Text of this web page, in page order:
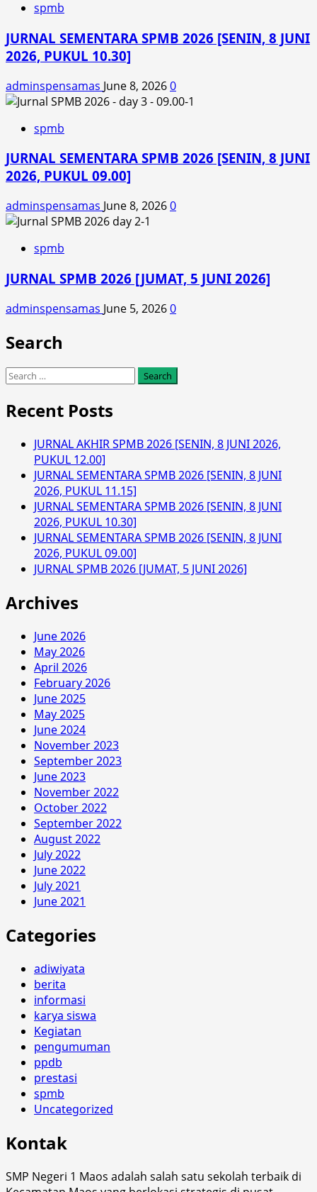
spmb
JURNAL SEMENTARA SPMB 2026 [SENIN, 8 JUNI
2026, PUKUL 10.30]
adminspensamas June 8, 20260
spmb
JURNAL SEMENTARA SPMB 2026 [SENIN, 8 JUNI
2026, PUKUL 09.00]
adminspensamas June 8, 20260
spmb
JURNAL SPMB 2026 [JUMAT, 5 JUNI 2026]
adminspensamas June 5, 20260
Search
Search
Recent Posts
JURNAL AKHIR SPMB 2026 [SENIN, 8 JUNI 2026,
PUKUL 12.00]
JURNAL SEMENTARA SPMB 2026 [SENIN, 8 JUNI
2026, PUKUL 11.15]
JURNAL SEMENTARA SPMB 2026 [SENIN, 8 JUNI
2026, PUKUL 10.30]
JURNAL SEMENTARA SPMB 2026 [SENIN, 8 JUNI
2026, PUKUL 09.00]
JURNAL SPMB 2026 [JUMAT, 5 JUNI 2026]
Archives
June 2026
May 2026
April 2026
February 2026
June 2025
May 2025
June 2024
November 2023
September 2023
June 2023
November 2022
October 2022
September 2022
August 2022
July 2022
June 2022
July 2021
June 2021
Categories
adiwiyata
berita
informasi
karya siswa
Kegiatan
pengumuman
ppdb
prestasi
spmb
Uncategorized
Kontak
SMP Negeri 1 Maos adalah salah satu sekolah terbaik di